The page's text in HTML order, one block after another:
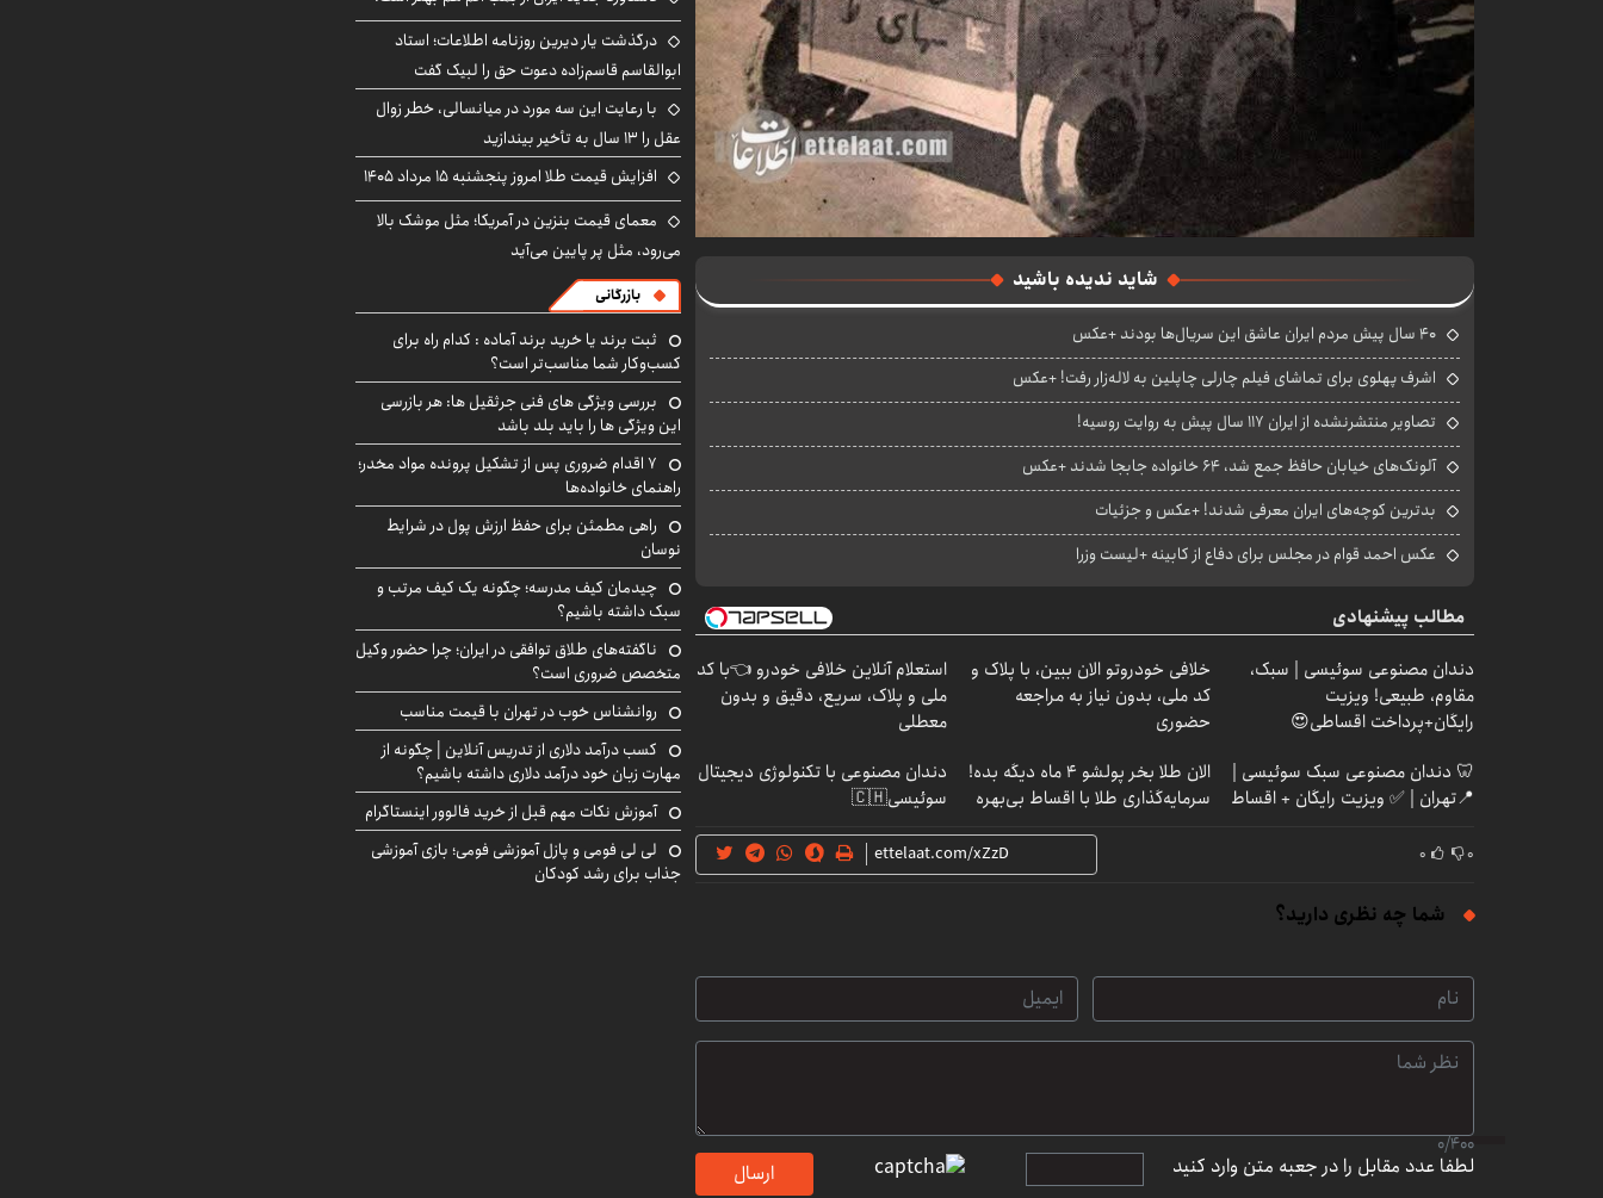
شاید ندیده باشید
۴۰ سال پیش مردم ایران عاشق این سریال‌ها بودند +عکس
اشرف پهلوی برای تماشای فیلم چارلی چاپلین به لاله‌زار رفت! +عکس
تصاویر منتشرنشده از ایران ۱۱۷ سال پیش به روایت روسیه!
آلونک‌های خیابان حافظ جمع شد، ۶۴ خانواده جابجا شدند +عکس
بدترین کوچه‌های ایران معرفی شدند! +عکس و جزئیات
عکس احمد قوام در مجلس برای دفاع از کابینه +لیست وزرا
مطالب پیشنهادی
دندان مصنوعی سوئیسی | سبک،
مقاوم، طبیعی! ویزیت
رایگان+پرداخت اقساطی😍
خلافی خودروتو الان ببین، با پلاک و
کد ملی، بدون نیاز به مراجعه
حضوری
استعلام آنلاین خلافی خودرو 👈با کد
ملی و پلاک، سریع، دقیق و بدون
معطلی
🦷 دندان مصنوعی سبک سوئیسی |
📍تهران | ✅ ویزیت رایگان + اقساط
الان طلا بخر پولشو 4 ماه دیگه بده!
سرمایه‌گذاری طلا با اقساط بی‌بهره
دندان مصنوعی با تکنولوژی دیجیتال
سوئیسی🇨🇭
۰ ۰
شما چه نظری دارید؟
0/400
لطفا عدد مقابل را در جعبه متن وارد کنید ارسال
درگذشت یار دیرین روزنامه اطلاعات؛ استاد
ابوالقاسم قاسم‌زاده دعوت حق را لبیک گفت
با رعایت این سه مورد در میانسالی، خطر زوال
عقل را ۱۳ سال به تأخیر بیندازید
افزایش قیمت طلا امروز پنجشنبه ۱۵ مرداد ۱۴۰۵
معمای قیمت بنزین در آمریکا؛ مثل موشک بالا
می‌رود، مثل پر پایین می‌آید
بازرگانی
ثبت برند یا خرید برند آماده : کدام راه برای
کسب‌وکار شما مناسب‌تر است؟
بررسی ویژگی های فنی جرثقیل ها: هر بازرسی
این ویژگی ها را باید بلد باشد
۷ اقدام ضروری پس از تشکیل پرونده مواد مخدر؛
راهنمای خانواده‌ها
راهی مطمئن برای حفظ ارزش پول در شرایط
نوسان
چیدمان کیف مدرسه؛ چگونه یک کیف مرتب و
سبک داشته باشیم؟
ناگفته‌های طلاق توافقی در ایران؛ چرا حضور وکیل
متخصص ضروری است؟
روانشناس خوب در تهران با قیمت مناسب
کسب درآمد دلاری از تدریس آنلاین | چگونه از
مهارت زبان خود درآمد دلاری داشته باشیم؟
آموزش نکات مهم قبل از خرید فالوور اینستاگرام
لی لی فومی و پازل آموزشی فومی؛ بازی آموزشی
جذاب برای رشد کودکان